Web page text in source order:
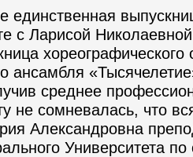
с Ларисой
ансамбля
среднее
не сомневалась, что
Александровна
Университета по